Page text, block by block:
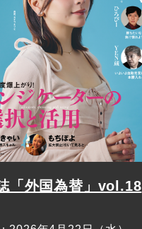
「外国為替」vol.18